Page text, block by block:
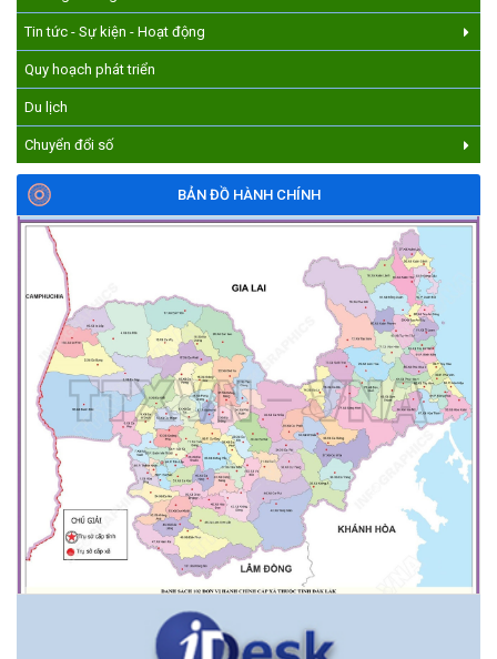
Tin tức - Sự kiện - Hoạt động
Quy hoạch phát triển
Du lịch
Chuyển đổi số
BẢN ĐỒ HÀNH CHÍNH